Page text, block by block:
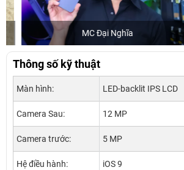
MC Đại Nghĩa
Thông số kỹ thuật
Màn hình: LED-backlit IPS LCD
Camera Sau: 12 MP
Camera trước: 5 MP
Hệ điều hành: iOS 9